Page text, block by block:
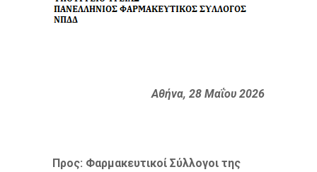
Αθήνα, 28 Μαΐου 2026
Προς: Φαρμακευτικοί Σύλλογοι της